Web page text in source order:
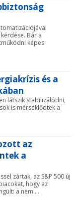
Bár a
képes
és a
látszik stabilizálódni,
is mérséklődtek a
az
a
zártak, az S&P 500 új
hogy az
a nem ...